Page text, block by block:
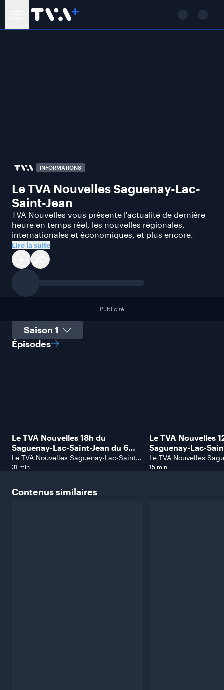
INFORMATIONS
Le TVA Nouvelles Saguenay-Lac-
Saint-Jean
TVA Nouvelles vous présente l'actualité de dernière
heure en temps réel, les nouvelles régionales,
internationales et économiques, et plus encore.
Lire la suite
Publicité
Sélectionner une saison
Épisodes
Le TVA Nouvelles 18h du
Saguenay-Lac-Saint-Jean du 6
août 2026.
Le TVA Nouvelles Saguenay-Lac-Saint-
Jean
31 min
Le TVA Nouvelles
Saguenay-Lac-
août 2026.
Le TVA Nouvelles
Jean
15 min
Contenussimilaires